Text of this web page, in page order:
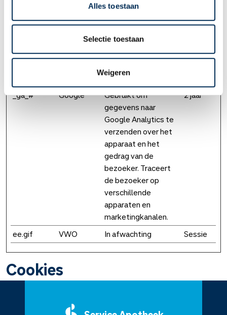
Alles toestaan
Selectie toestaan
Weigeren
apparaat en het
bezoeker. Traceert
de bezoeker op
verschillende
marketingkanalen.
_ga_# Google
Gebruikt om
gegevens naar
Google Analytics te
verzenden over het
apparaat en het
gedrag van de
bezoeker. Traceert
de bezoeker op
verschillende
apparaten en
marketingkanalen.
2 jaar
ee.gif VWO In afwachting Sessie
Cookies